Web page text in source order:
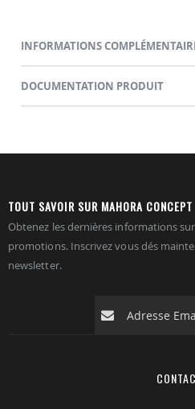
INFORMATIONS
DOCUMENTATION PRODUIT
TOUT SAVOIR SUR MAHORA CONCEPT
Obtenez les dernières informations
promotions. Inscrivez vous dés
newsletter.